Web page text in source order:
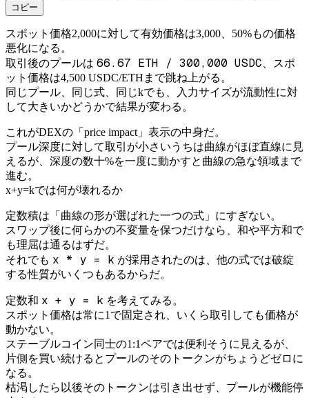
コピー
スポット価格2,000に対して有効価格は3,000、50%もの価格
悪化になる。
取引後のプールは 66.67 ETH / 300,000 USDC 、スポ
ット価格は4,500 USDC/ETHまで跳ね上がる。
同じプール、同じ式、同じkでも、入力サイズが流動性に対
して大きいかどうかで結果が変わる。
これがDEXの「price impact」表示の中身だ。
プール深度に対して取引が小さいうちは曲線がほぼ直線に見
えるが、深度の数十%を一度に動かすと曲線の急な領域まで
進む。
x+y=kでは何が壊れるか
定数積は「曲線の形が選ばれた一つの式」にすぎない。
スワップ後に何らかの不変量を保つだけなら、和や平方和で
も理屈は通るはずだ。
それでも x * y = k が採用されたのは、他の式では破綻
する性質がいくつもあるからだ。
定数和 x + y = k を考えてみる。
スポット価格は常に1で固定され、いくら取引しても価格が
動かない。
ステーブルコイン同士の1:1ペアでは便利そうに見えるが、
片側を買い続けるとプールのそのトークンがちょうどゼロに
なる。
枯渇したら以後そのトークンは引き出せず、プールが機能停